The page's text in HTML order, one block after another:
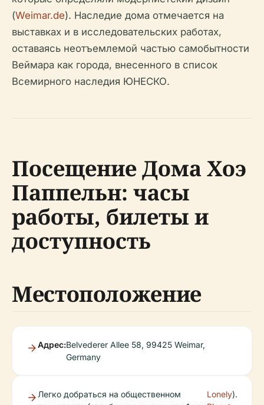
(Weimar.de). Наследие дома отмечается на
выставках и в исследовательских работах,
оставаясь неотъемлемой частью самобытности
Веймара как города, внесенного в список
Всемирного наследия ЮНЕСКО.
Посещение Дома Хоэ
Паппельн: часы
работы, билеты и
доступность
Местоположение
Адрес:Belvederer Allee 58, 99425 Weimar,
Germany
Легко добраться на общественном
Lonely).